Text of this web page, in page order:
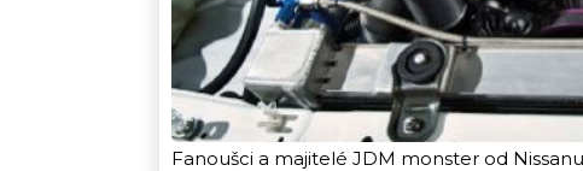
Fanoušci a majitelé JDM monster od